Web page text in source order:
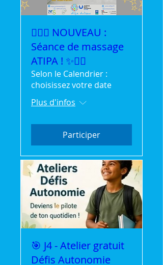
💆‍♀️✨ NOUVEAU :
Séance de massage
ATIPA ! ✨💆‍♂️
Selon le Calendrier :
choisissez votre date
Plus d'infos
Participer
🎯 J4 - Atelier gratuit
Défis Autonomie